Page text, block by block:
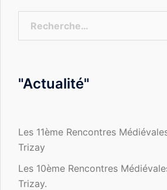
"Actualité"
Les 11ème Rencontres
Trizay
Les 10ème Rencontres
Trizay.